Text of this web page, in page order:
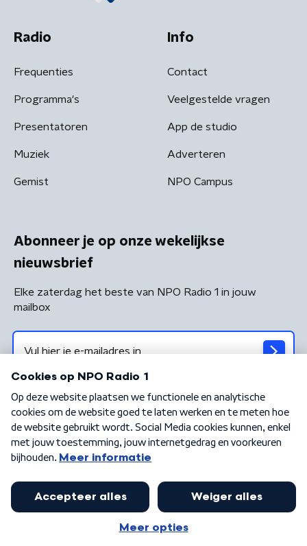
Radio
Frequenties
Programma's
Presentatoren
Muziek
Gemist
Info
Contact
Veelgestelde vragen
App de studio
Adverteren
NPO Campus
Abonneer je op onze wekelijkse
nieuwsbrief
Elke zaterdag het beste van NPO Radio 1 in jouw
mailbox
Algemene voorwaarden